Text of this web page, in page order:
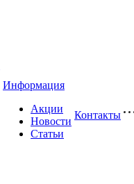
Информация
Акции
Новости
Статьи
Контакты